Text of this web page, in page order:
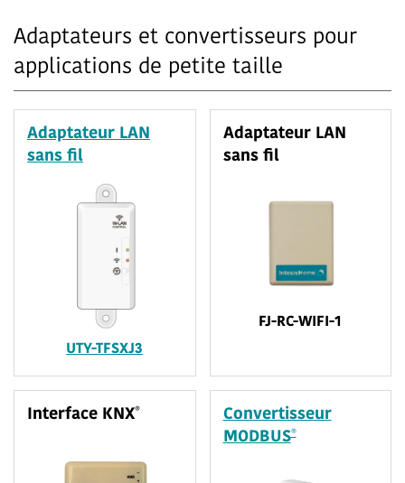
Adaptateurs et convertisseurs pour
applications de petite taille
Adaptateur LAN
sans fil
UTY-TFSXJ3
Adaptateur LAN
sans fil
FJ-RC-WIFI-1
Interface KNX®
Convertisseur
MODBUS®